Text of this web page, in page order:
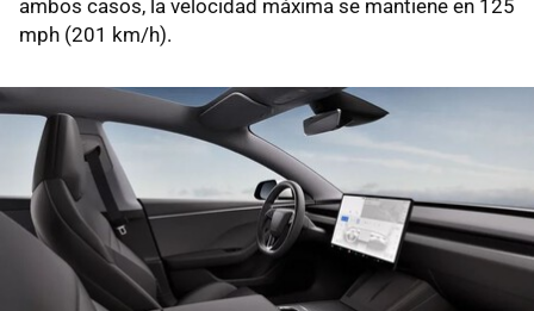
ambos casos, la velocidad máxima se mantiene en 125
mph (201 km/h).